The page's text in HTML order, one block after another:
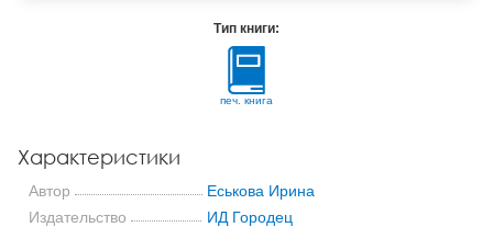
Тип книги:
печ. книга
Характеристики
Автор
Еськова Ирина
Издательство
ИД Городец